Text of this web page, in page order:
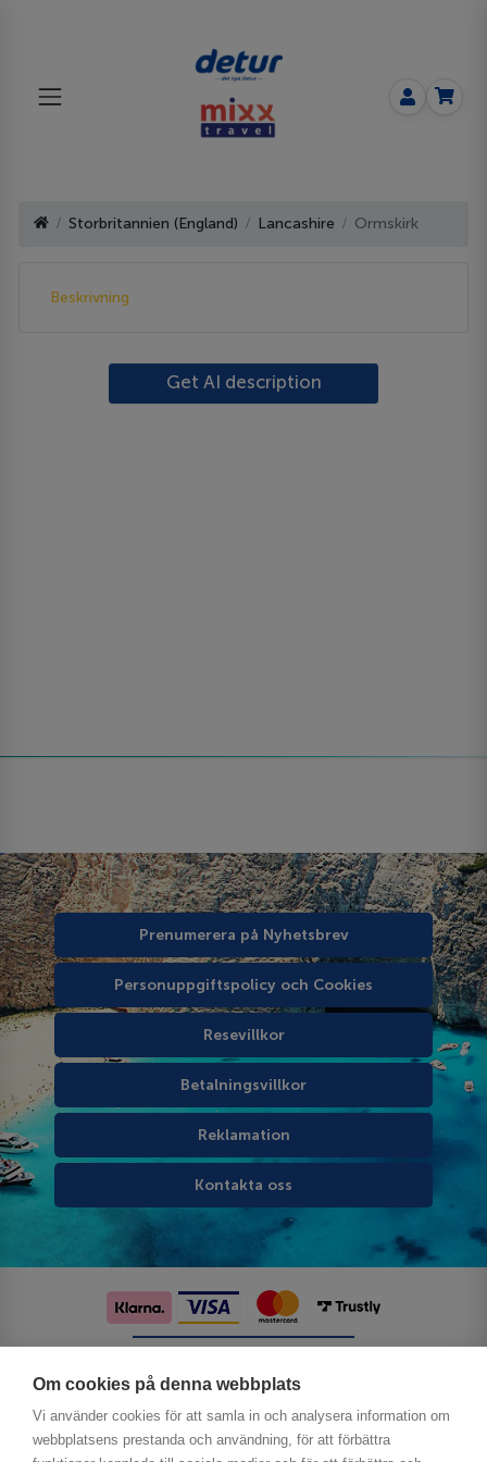
Om cookies på denna webbplats
Vi använder cookies för att samla in och analysera information om
webbplatsens prestanda och användning, för att förbättra
Storbritannien (England) Lancashire Ormskirk
Beskrivning
Get AI description
Prenumerera på Nyhetsbrev
Personuppgiftspolicy och Cookies
Resevillkor
Betalningsvillkor
Reklamation
Kontakta oss
Följ oss på sociala medier